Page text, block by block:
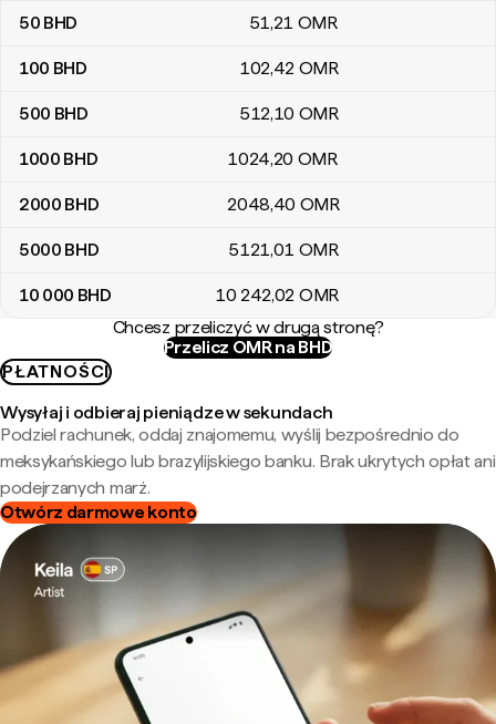
50 BHD 51,21 OMR
100 BHD 102,42 OMR
500 BHD 512,10 OMR
1000 BHD 1024,20 OMR
2000 BHD 2048,40 OMR
5000 BHD 5121,01 OMR
10 000 BHD 10 242,02 OMR
Chcesz przeliczyć w drugą stronę?
Przelicz OMR na BHD
PŁATNOŚCI
Wysyłaj i odbieraj pieniądze w sekundach
Podziel rachunek, oddaj znajomemu, wyślij bezpośrednio do
meksykańskiego lub brazylijskiego banku. Brak ukrytych opłat ani
podejrzanych marż.
Otwórz darmowe konto